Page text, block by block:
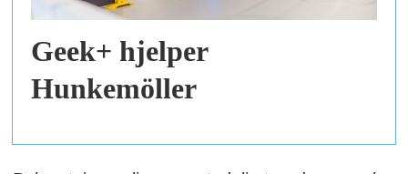
Geek+ hjelper
Hunkemöller